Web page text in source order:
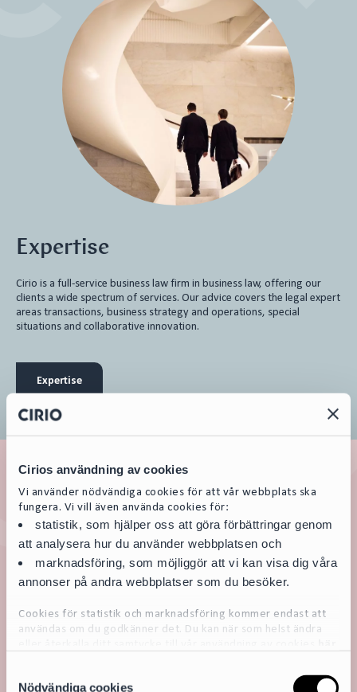
Cirios användning av cookies
Vi använder nödvändiga cookies för att vår webbplats ska
fungera. Vi vill även använda cookies för:
statistik, som hjälper oss att göra förbättringar genom
att analysera hur du använder webbplatsen och
marknadsföring, som möjliggör att vi kan visa dig våra
annonser på andra webbplatser som du besöker.
Cookies för statistik och marknadsföring kommer endast att
användas om du godkänner det. Du kan när som helst ändra
För mer detaljerad information om de cookies vi använder, se
Nödvändiga cookies
Expertise
Cirio is a full-service business law firm in business law, offering our
clients a wide spectrum of services. Our advice covers the legal expert
areas transactions, business strategy and operations, special
situations and collaborative innovation.
Expertise